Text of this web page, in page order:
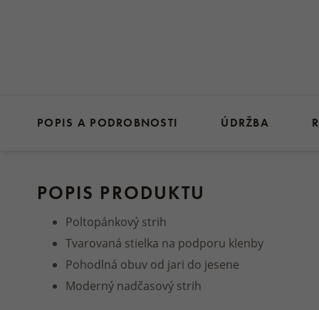
POPIS A PODROBNOSTI ÚDRŽBA
POPIS PRODUKTU
Poltopánkový strih
Tvarovaná stielka na podporu klenby
Pohodlná obuv od jari do jesene
Moderný nadčasový strih